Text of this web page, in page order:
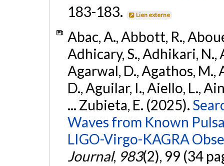
183-183.
Lien externe
Abac, A., Abbott, R.,
Adhicary, S., Adhikari, N.,
Agarwal, D., Agathos, M.,
D., Aguilar, I., Aiello, L.,
... Zubieta, E. (2025).
Waves from Known
LIGO-Virgo-KAGRA
Journal, 983(2), 99 (34